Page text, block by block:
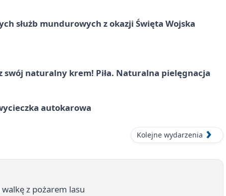
służb mundurowych z okazji Święta Wojska
swój naturalny krem! Piła. Naturalna pielęgnacja
autokarowa
Kolejne wydarzenia
walkę z pożarem lasu